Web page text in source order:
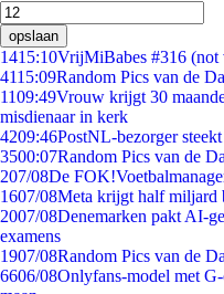
opslaan
1415:10VrijMiBabes #316
4115:09Random Pics van de
1109:49Vrouw krijgt 30
misdienaar in kerk
4209:46PostNL-bezorger
3500:07Random Pics van de
207/08De
1607/08Meta krijgt half miljard
2007/08Denemarken pakt AI-
examens
1907/08Random Pics van de
6606/08Onlyfans-model met